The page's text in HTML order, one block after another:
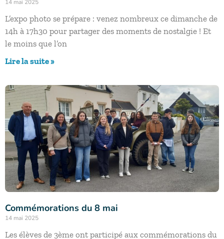
14 mai 2025
L’expo photo se prépare : venez nombreux ce dimanche de
14h à 17h30 pour partager des moments de nostalgie ! Et
le moins que l’on
Lire la suite »
Commémorations du 8 mai
14 mai 2025
Les élèves de 3ème ont participé aux commémorations du